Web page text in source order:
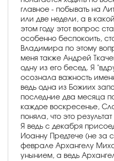
главное - побывать на
или две недели, а в
этом году этот вопрос
особенно беспокоить,
Владимира по этому
меня также Андрей
одну из его бесед. Я
осознала важность
ведь одна из Божиих
последние два месяца
каждое воскресенье,
поняла, что это
Я ведь с декабря
Иоанну Предтече (не за
феврале Архангелу
унынием, а ведь